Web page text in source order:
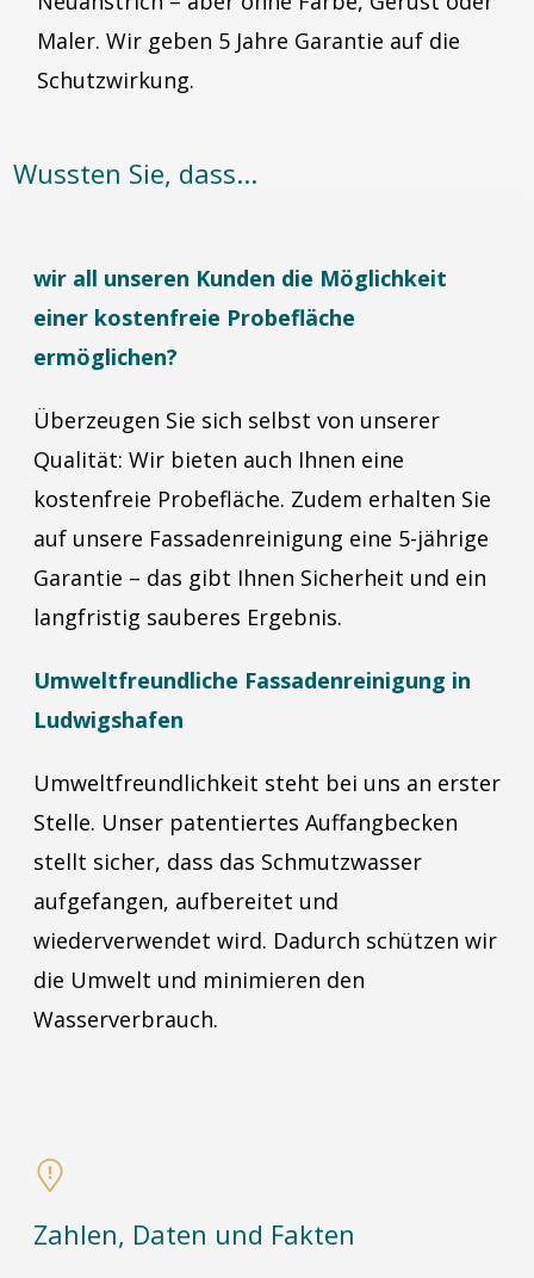
Maler. Wir geben 5 Jahre Garantie auf die
Schutzwirkung.
Wussten Sie, dass...
wir all unseren Kunden die Möglichkeit
einer kostenfreie Probefläche
ermöglichen?
Überzeugen Sie sich selbst von unserer
Qualität: Wir bieten auch Ihnen eine
kostenfreie Probefläche. Zudem erhalten Sie
auf unsere Fassadenreinigung eine 5-jährige
Garantie – das gibt Ihnen Sicherheit und ein
langfristig sauberes Ergebnis.
Umweltfreundliche Fassadenreinigung in
Ludwigshafen
Umweltfreundlichkeit steht bei uns an erster
Stelle. Unser patentiertes Auffangbecken
stellt sicher, dass das Schmutzwasser
aufgefangen, aufbereitet und
wiederverwendet wird. Dadurch schützen wir
die Umwelt und minimieren den
Wasserverbrauch.
Zahlen, Daten und Fakten